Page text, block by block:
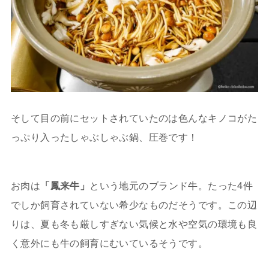
そして目の前にセットされていたのは色んなキノコがた
っぷり入ったしゃぶしゃぶ鍋、圧巻です！
お肉は 「鳳来牛」 という地元のブランド牛。たった4件
でしか飼育されていない希少なものだそうです。この辺
りは、夏も冬も厳しすぎない気候と水や空気の環境も良
く意外にも牛の飼育にむいているそうです。